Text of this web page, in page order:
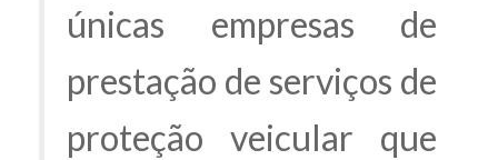
únicas empresas de
prestação de serviços de
proteção veicular que